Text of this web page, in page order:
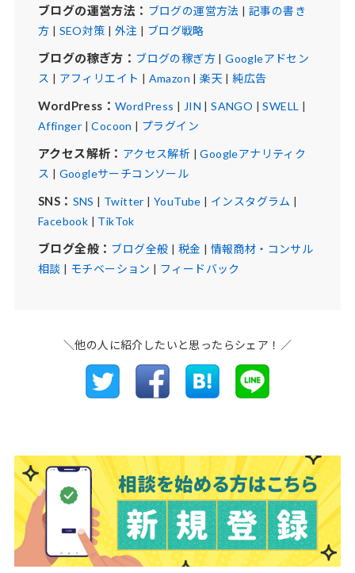
ブログの運営方法： ブログの運営方法 | 記事の書き
方 | SEO対策 | 外注 | ブログ戦略
ブログの稼ぎ方： ブログの稼ぎ方|Googleアドセン
ス | アフィリエイト | Amazon |楽天 |純広告
WordPress： WordPress | JIN |SANGO |SWELL |
Affinger |Cocoon | プラグイン
アクセス解析： アクセス解析 |Googleアナリティク
ス | Googleサーチコンソール
SNS： SNS | Twitter | YouTube | インスタグラム |
Facebook | TikTok
ブログ全般： ブログ全般 | 税金 | 情報商材・コンサル
相談 | モチベーション | フィードバック
＼他の人に紹介したいと思ったらシェア！／